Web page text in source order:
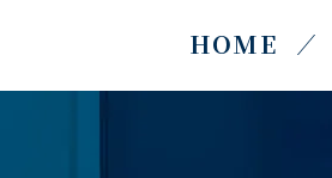
HOME